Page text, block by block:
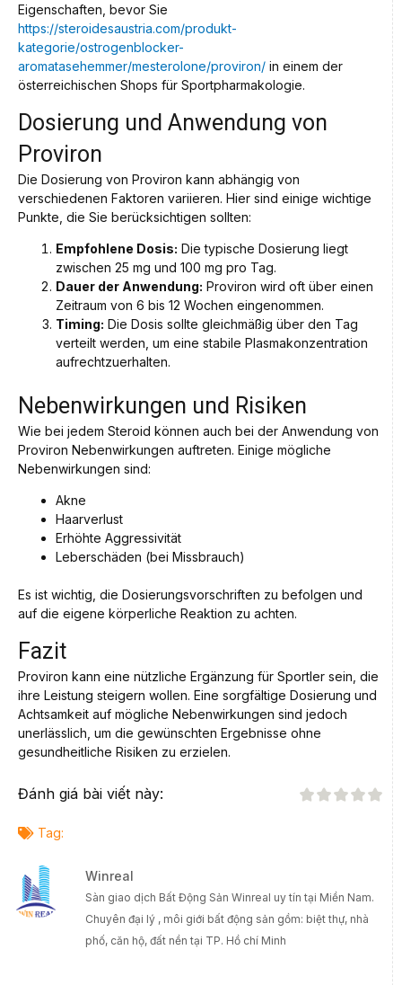
Eigenschaften, bevor Sie
https://steroidesaustria.com/produkt-
kategorie/ostrogenblocker-
aromatasehemmer/mesterolone/proviron/ in einem der
österreichischen Shops für Sportpharmakologie.
Dosierung und Anwendung von
Proviron
Die Dosierung von Proviron kann abhängig von
verschiedenen Faktoren variieren. Hier sind einige wichtige
Punkte, die Sie berücksichtigen sollten:
Empfohlene Dosis: Die typische Dosierung liegt
zwischen 25 mg und 100 mg pro Tag.
Dauer der Anwendung: Proviron wird oft über einen
Zeitraum von 6 bis 12 Wochen eingenommen.
Timing: Die Dosis sollte gleichmäßig über den Tag
verteilt werden, um eine stabile Plasmakonzentration
aufrechtzuerhalten.
Nebenwirkungen und Risiken
Wie bei jedem Steroid können auch bei der Anwendung von
Proviron Nebenwirkungen auftreten. Einige mögliche
Nebenwirkungen sind:
Akne
Haarverlust
Erhöhte Aggressivität
Leberschäden (bei Missbrauch)
Es ist wichtig, die Dosierungsvorschriften zu befolgen und
auf die eigene körperliche Reaktion zu achten.
Fazit
Proviron kann eine nützliche Ergänzung für Sportler sein, die
ihre Leistung steigern wollen. Eine sorgfältige Dosierung und
Achtsamkeit auf mögliche Nebenwirkungen sind jedoch
unerlässlich, um die gewünschten Ergebnisse ohne
gesundheitliche Risiken zu erzielen.
Đánh giá bài viết này:
Tag:
Winreal
Sàn giao dịch Bất Động Sản Winreal uy tín tại Miền Nam.
Chuyên đại lý , môi giới bất động sản gồm: biệt thự, nhà
phố, căn hộ, đất nền tại TP. Hồ chí Minh